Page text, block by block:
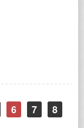
6 7
8